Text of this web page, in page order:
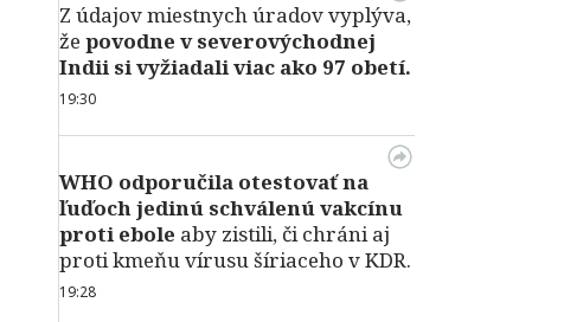
Z údajov miestnych úradov vyplýva,
že povodne v severovýchodnej
Indii si vyžiadali viac ako 97 obetí.
19:30
WHO odporučila otestovať na
ľuďoch jedinú schválenú vakcínu
proti ebole aby zistili, či chráni aj
proti kmeňu vírusu šíriaceho v KDR.
19:28